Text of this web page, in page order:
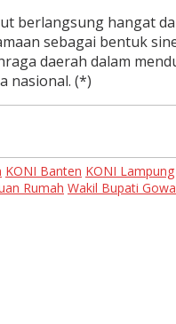
berlangsung hangat
sebagai bentuk
daerah dalam
nasional. (*)
KONI Banten KONI Lampung
Rumah Wakil Bupati Gowa